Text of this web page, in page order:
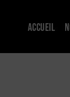
ACCUEIL